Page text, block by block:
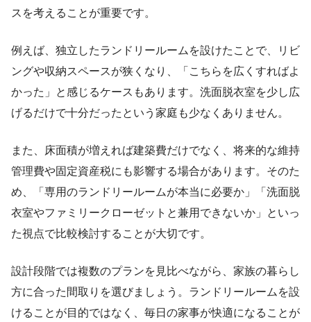
スを考えることが重要です。
例えば、独立したランドリールームを設けたことで、リビ
ングや収納スペースが狭くなり、「こちらを広くすればよ
かった」と感じるケースもあります。洗面脱衣室を少し広
げるだけで十分だったという家庭も少なくありません。
また、床面積が増えれば建築費だけでなく、将来的な維持
管理費や固定資産税にも影響する場合があります。そのた
め、「専用のランドリールームが本当に必要か」「洗面脱
衣室やファミリークローゼットと兼用できないか」といっ
た視点で比較検討することが大切です。
設計段階では複数のプランを見比べながら、家族の暮らし
方に合った間取りを選びましょう。ランドリールームを設
けることが目的ではなく、毎日の家事が快適になることが